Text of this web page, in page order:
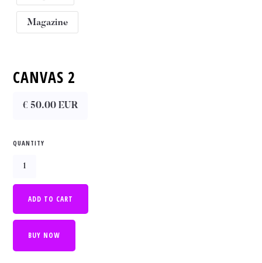
Magazine
CANVAS 2
€ 50.00 EUR
QUANTITY
BUY NOW